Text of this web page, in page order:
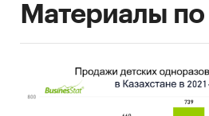
Материалы по